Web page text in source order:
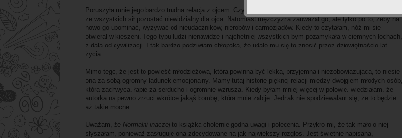
Poruszyła mnie jego bardzo trudna relacja z ojcem. Czytając, miałam wrażenie, że ten chłopak wręcz próbuje
ze wszystkich sił pozostać niewidzialny dla ojca. Natomiast mężczyzna zauważał go, ale tylko po to, żeby na
nowo go upominać, wyzywać od nieudaczników, nierobów i darmozjadów. Kiedy to czytałam, nóż mi się
otwierał w kieszeni. Tego typu ludzi nienawidzę i najchętniej wszystkich bym pozamykała w ciemnych lochach,
z dala od cywilizacji. I tak bardzo podziwiam chłopaka, że udało mu się to znosić przez dziewiętnaście lat
życia.
Mimo tego, że jest to powieść młodzieżowa, która powinna być lekka, przyjemna i niezobowiązująca, to niesie
ona za sobą ogromny ładunek emocjonalny. Mamy tutaj historię pięknej relacji między dwojgiem młodych osób,
która zachwyca, łapie za serducho i ogromnie wzrusza. Kiedy byłam mniej więcej w połowie, wiedziałam, że
autorka na pewno zrzuci wkrótce jakąś bombę, która mnie zabije. Jednak nie spodziewałam się, że to będzie
aż takie mocne.
Uważam, że Normalni inaczej to książka cholernie godna uwagi i polecenia. Przykro mi, że tak mało o niej
słyszałam, ponieważ zasługuje ona zdecydowane na jak największy rozgłos. Jest świetnie napisana,